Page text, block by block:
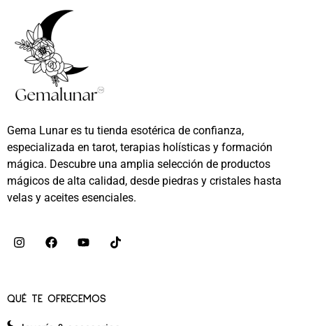
Gema Lunar es tu tienda esotérica de confianza,
especializada en tarot, terapias holísticas y formación
mágica. Descubre una amplia selección de productos
mágicos de alta calidad, desde piedras y cristales hasta
velas y aceites esenciales.
QUÉ TE OFRECEMOS